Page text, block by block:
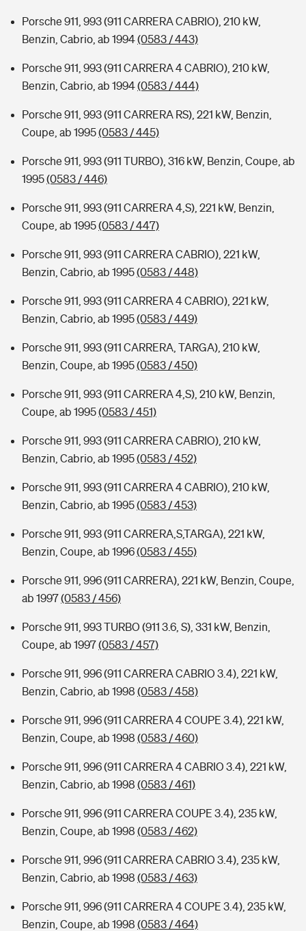
Porsche 911, 993 (911 CARRERA CABRIO), 210 kW,
Benzin, Cabrio, ab 1994(0583 / 443)
Porsche 911, 993 (911 CARRERA 4 CABRIO), 210 kW,
Benzin, Cabrio, ab 1994(0583 / 444)
Porsche 911, 993 (911 CARRERA RS), 221 kW, Benzin,
Coupe, ab 1995(0583 / 445)
Porsche 911, 993 (911 TURBO), 316 kW, Benzin, Coupe, ab
1995(0583 / 446)
Porsche 911, 993 (911 CARRERA 4,S), 221 kW, Benzin,
Coupe, ab 1995(0583 / 447)
Porsche 911, 993 (911 CARRERA CABRIO), 221 kW,
Benzin, Cabrio, ab 1995(0583 / 448)
Porsche 911, 993 (911 CARRERA 4 CABRIO), 221 kW,
Benzin, Cabrio, ab 1995(0583 / 449)
Porsche 911, 993 (911 CARRERA, TARGA), 210 kW,
Benzin, Coupe, ab 1995(0583 / 450)
Porsche 911, 993 (911 CARRERA 4,S), 210 kW, Benzin,
Coupe, ab 1995(0583 / 451)
Porsche 911, 993 (911 CARRERA CABRIO), 210 kW,
Benzin, Cabrio, ab 1995(0583 / 452)
Porsche 911, 993 (911 CARRERA 4 CABRIO), 210 kW,
Benzin, Cabrio, ab 1995(0583 / 453)
Porsche 911, 993 (911 CARRERA,S,TARGA), 221 kW,
Benzin, Coupe, ab 1996(0583 / 455)
Porsche 911, 996 (911 CARRERA), 221 kW, Benzin, Coupe,
ab 1997(0583 / 456)
Porsche 911, 993 TURBO (911 3.6, S), 331 kW, Benzin,
Coupe, ab 1997(0583 / 457)
Porsche 911, 996 (911 CARRERA CABRIO 3.4), 221 kW,
Benzin, Cabrio, ab 1998 (0583 / 458)
Porsche 911, 996 (911 CARRERA 4 COUPE 3.4), 221 kW,
Benzin, Coupe, ab 1998 (0583 / 460)
Porsche 911, 996 (911 CARRERA 4 CABRIO 3.4), 221 kW,
Benzin, Cabrio, ab 1998 (0583 / 461)
Porsche 911, 996 (911 CARRERA COUPE 3.4), 235 kW,
Benzin, Coupe, ab 1998 (0583 / 462)
Porsche 911, 996 (911 CARRERA CABRIO 3.4), 235 kW,
Benzin, Cabrio, ab 1998 (0583 / 463)
Porsche 911, 996 (911 CARRERA 4 COUPE 3.4), 235 kW,
Benzin, Coupe, ab 1998 (0583 / 464)